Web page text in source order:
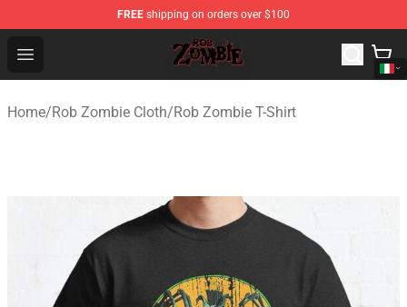
FREE shipping on orders over $100
Open menu
Rob Zombie Shop - Official Rob Zombie Merchandise
Home/Rob Zombie Cloth/Rob Zombie T-Shirt